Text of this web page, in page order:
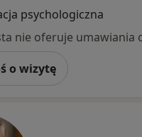
psychologiczna
o wizytę